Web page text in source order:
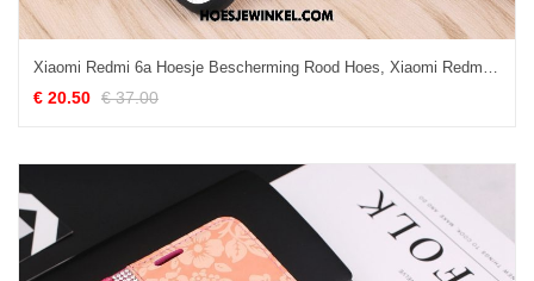
Xiaomi Redmi 6a Hoesje Bescherming Rood Hoes, Xiaomi Redmi 6a Hoesje Siliconen Zacht Beige
€ 20.50 € 37.00